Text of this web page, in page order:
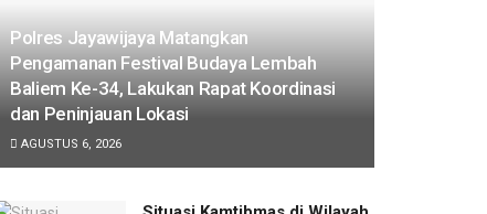
Polres Jayawijaya Matangkan
Pengamanan Festival Budaya Lembah
Baliem Ke-34, Lakukan Rapat Koordinasi
dan Peninjauan Lokasi
AGUSTUS 6, 2026